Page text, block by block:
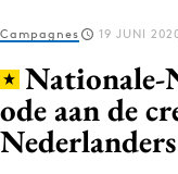
Log in
Volg het
Campagnes 19 JUNI
Nationale-
ode aan de
Nederlanders